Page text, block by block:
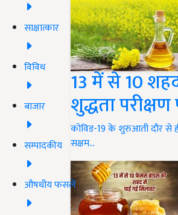
साक्षात्कार
विविध
बाजार
सम्पादकीय
औषधीय फसलें
13 में से 10
शुद्धता
कोविड-19 के शुरुआती दौर से ही
सक्षम…